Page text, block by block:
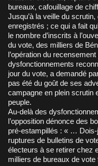
bureaux, cafouillage de
Jusqu’à la veille du
enregistrés ; ce qui a fait
le nombre d’inscrits à
du vote, des milliers de
l’opération du
dysfonctionnements
jour du vote, a demandé
pas été du goût de ses
campagne en plein scrutin
peuple.
Au-delà des
l’opposition dénonce des
pré-estampillés : « … Dois-
ruptures de bulletins de
électeurs à se retirer chez
milliers de bureaux de